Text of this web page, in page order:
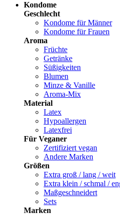
Kondome
Geschlecht
Kondome für Männer
Kondome für Frauen
Aroma
Früchte
Getränke
Süßigkeiten
Blumen
Minze & Vanille
Aroma-Mix
Material
Latex
Hypoallergen
Latexfrei
Für Veganer
Zertifiziert vegan
Andere Marken
Größen
Extra groß / lang / weit
Extra klein / schmal /
Maßgeschneidert
Sets
Marken